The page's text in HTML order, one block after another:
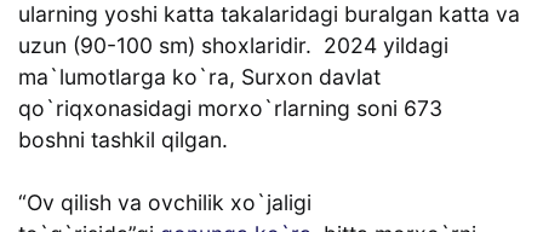
ularning yoshi katta takalaridagi buralgan katta va
uzun (90-100 sm) shoxlaridir. 2024 yildagi
ma`lumotlarga ko`ra, Surxon davlat
qo`riqxonasidagi morxo`rlarning soni 673
boshni tashkil qilgan.
“Ov qilish va ovchilik xo`jaligi